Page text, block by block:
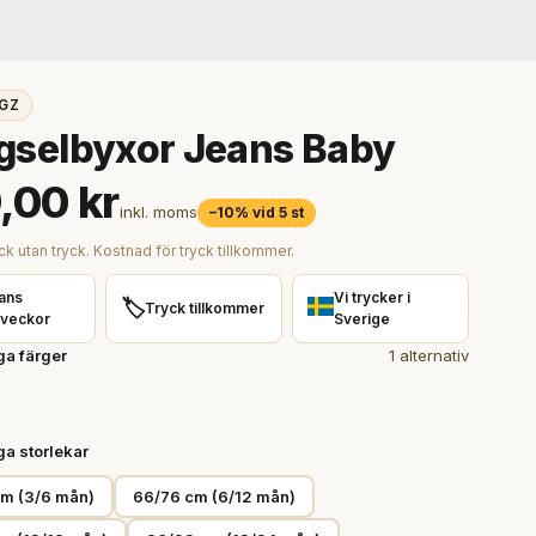
Jeans Baby
krinkl. moms –10% vid 5 st
utan tryck. Kostnad för tryck tillkommer.
veckor
🏷️Tryck tillkommer
Vi trycker i
Sverige
färger 1 alternativ
storlekar
(3/6 mån) 66/76 cm (6/12 mån)